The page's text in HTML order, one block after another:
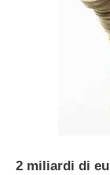
2 miliardi di